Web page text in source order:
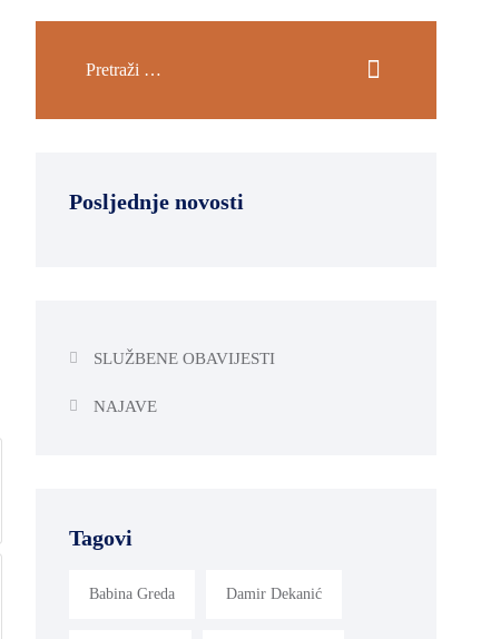
Posljednje novosti
SLUŽBENE OBAVIJESTI
NAJAVE
Tagovi
Babina Greda Damir Dekanić